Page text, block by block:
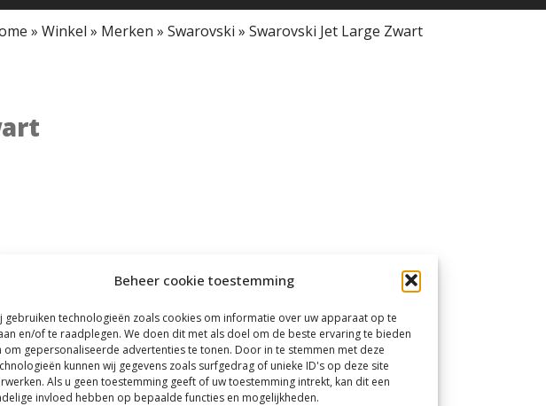
Beheer cookie toestemming
gebruiken technologieën zoals cookies om informatie over uw apparaat op te
en/of te raadplegen. We doen dit met als doel om de beste ervaring te bieden
om gepersonaliseerde advertenties te tonen. Door in te stemmen met deze
kunnen wij gegevens zoals surfgedrag of unieke ID's op deze site
Als u geen toestemming geeft of uw toestemming intrekt, kan dit een
invloed hebben op bepaalde functies en mogelijkheden.
» Winkel » Merken » Swarovski » Swarovski Jet Large Zwart